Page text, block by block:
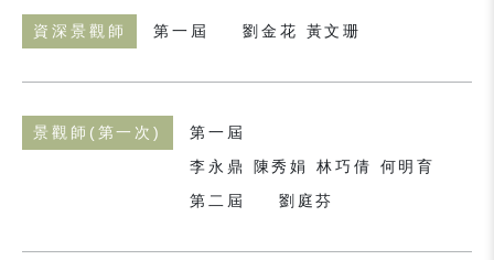
資深景觀師 第一屆 劉金花 黃文珊
景觀師(第一次)
第一屆
李永鼎 陳秀娟 林巧倩 何明育
第二屆
劉庭芬